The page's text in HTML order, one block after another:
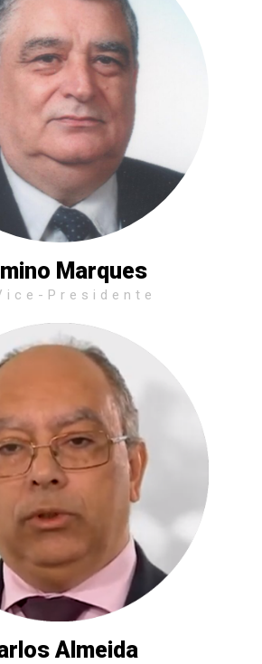
Marques
Presidente
Almeida